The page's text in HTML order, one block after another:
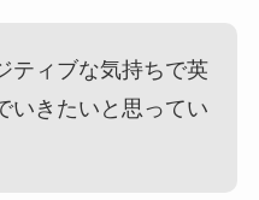
ティブな気持ちで英
いきたいと思ってい